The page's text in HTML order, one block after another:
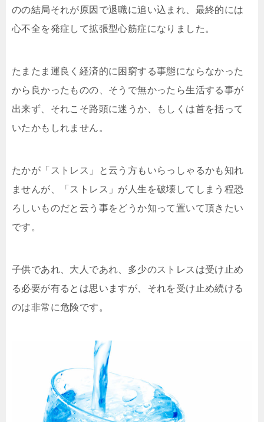
のの結局それが原因で退職に追い込まれ、最終的には
心不全を発症して拡張型心筋症になりました。
たまたま運良く経済的に困窮する事態にならなかった
から良かったものの、そうで無かったら生活する事が
出来ず、それこそ路頭に迷うか、もしくは首を括って
いたかもしれません。
たかが「ストレス」と云う方もいらっしゃるかも知れ
ませんが、「ストレス」が人生を破壊してしまう程恐
ろしいものだと云う事をどうか知って置いて頂きたい
です。
子供であれ、大人であれ、多少のストレスは受け止め
る必要が有るとは思いますが、それを受け止め続ける
のは非常に危険です。